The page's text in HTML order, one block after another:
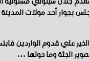
بجوار أحد مولات
علي قدوم الواردين
الجثة وما حولها …